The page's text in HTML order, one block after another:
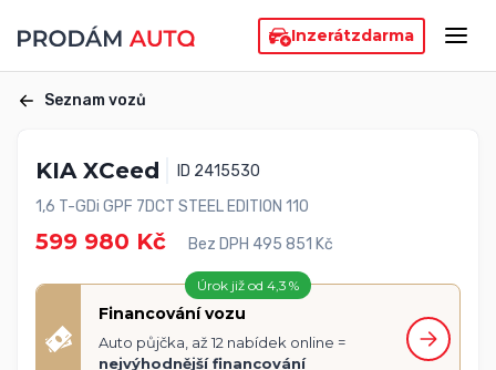
Inzerátzdarma
Seznam vozů
KIA XCeed
ID 2415530
1,6 T-GDi GPF 7DCT STEEL EDITION 110
599 980 Kč Bez DPH 495 851 Kč
Úrok již od 4,3 %
Financování vozu
Auto půjčka, až 12 nabídek online =
nejvýhodnější financování